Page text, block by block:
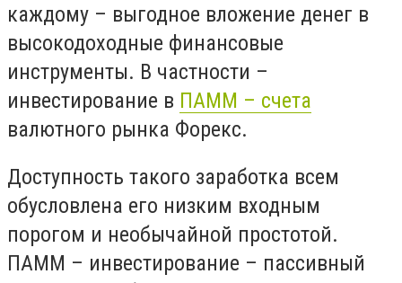
каждому – выгодное вложение денег в
высокодоходные финансовые
инструменты. В частности –
инвестирование в ПАММ – счета
валютного рынка Форекс.
Доступность такого заработка всем
обусловлена его низким входным
порогом и необычайной простотой.
ПАММ – инвестирование – пассивный